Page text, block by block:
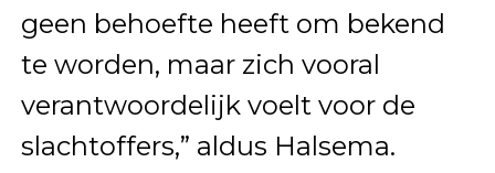
geen behoefte heeft om bekend
te worden, maar zich vooral
verantwoordelijk voelt voor de
slachtoffers,” aldus Halsema.